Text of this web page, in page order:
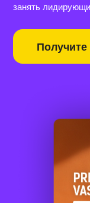
занять
Получите